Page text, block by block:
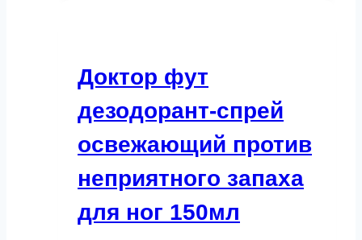
Доктор фут
дезодорант-спрей
освежающий против
неприятного запаха
для ног 150мл